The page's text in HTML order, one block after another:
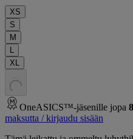
XS
S
M
L
XL
OneASICS™-jäsenille jopa
maksutta / kirjaudu sisään